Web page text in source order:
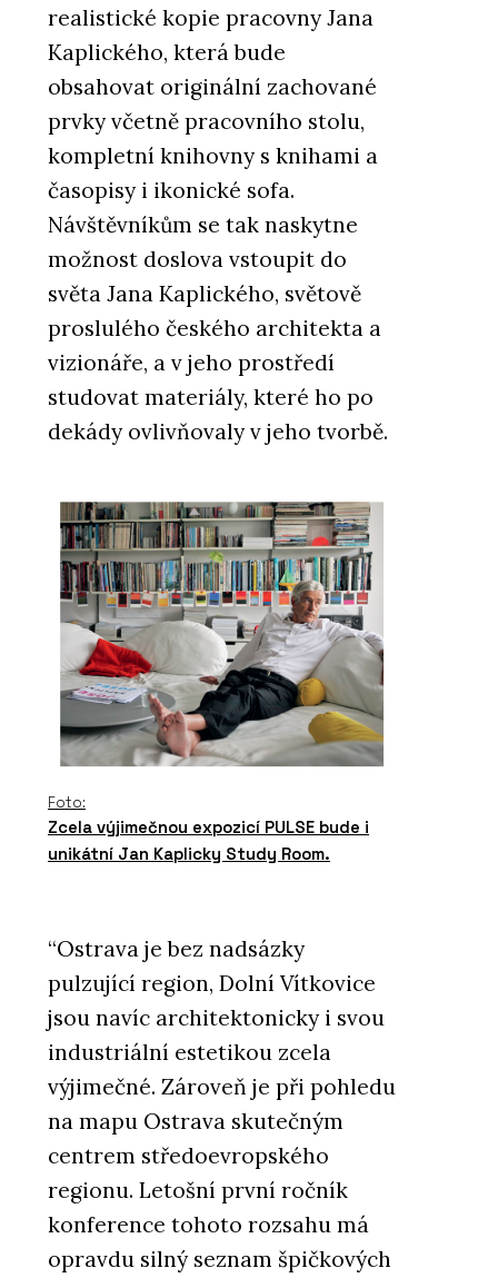
realistické kopie pracovny Jana
Kaplického, která bude
obsahovat originální zachované
prvky včetně pracovního stolu,
kompletní knihovny s knihami a
časopisy i ikonické sofa.
Návštěvníkům se tak naskytne
možnost doslova vstoupit do
světa Jana Kaplického, světově
proslulého českého architekta a
vizionáře, a v jeho prostředí
studovat materiály, které ho po
dekády ovlivňovaly v jeho tvorbě.
Foto:
Zcela výjimečnou expozicí PULSE bude i
unikátní Jan Kaplicky Study Room.
“Ostrava je bez nadsázky
pulzující region, Dolní Vítkovice
jsou navíc architektonicky i svou
industriální estetikou zcela
výjimečné. Zároveň je při pohledu
na mapu Ostrava skutečným
centrem středoevropského
regionu. Letošní první ročník
konference tohoto rozsahu má
opravdu silný seznam špičkových